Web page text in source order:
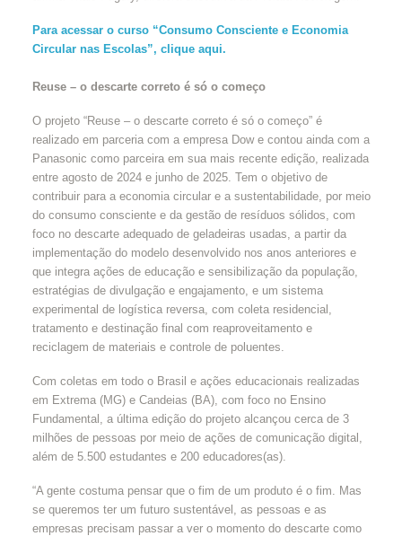
Para acessar o curso “Consumo Consciente e Economia
Circular nas Escolas”, clique aqui.
Reuse – o descarte correto é só o começo
O projeto “Reuse – o descarte correto é só o começo” é
realizado em parceria com a empresa Dow e contou ainda com a
Panasonic como parceira em sua mais recente edição, realizada
entre agosto de 2024 e junho de 2025. Tem o objetivo de
contribuir para a economia circular e a sustentabilidade, por meio
do consumo consciente e da gestão de resíduos sólidos, com
foco no descarte adequado de geladeiras usadas, a partir da
implementação do modelo desenvolvido nos anos anteriores e
que integra ações de educação e sensibilização da população,
estratégias de divulgação e engajamento, e um sistema
experimental de logística reversa, com coleta residencial,
tratamento e destinação final com reaproveitamento e
reciclagem de materiais e controle de poluentes.
Com coletas em todo o Brasil e ações educacionais realizadas
em Extrema (MG) e Candeias (BA), com foco no Ensino
Fundamental, a última edição do projeto alcançou cerca de 3
milhões de pessoas por meio de ações de comunicação digital,
além de 5.500 estudantes e 200 educadores(as).
“A gente costuma pensar que o fim de um produto é o fim. Mas
se queremos ter um futuro sustentável, as pessoas e as
empresas precisam passar a ver o momento do descarte como